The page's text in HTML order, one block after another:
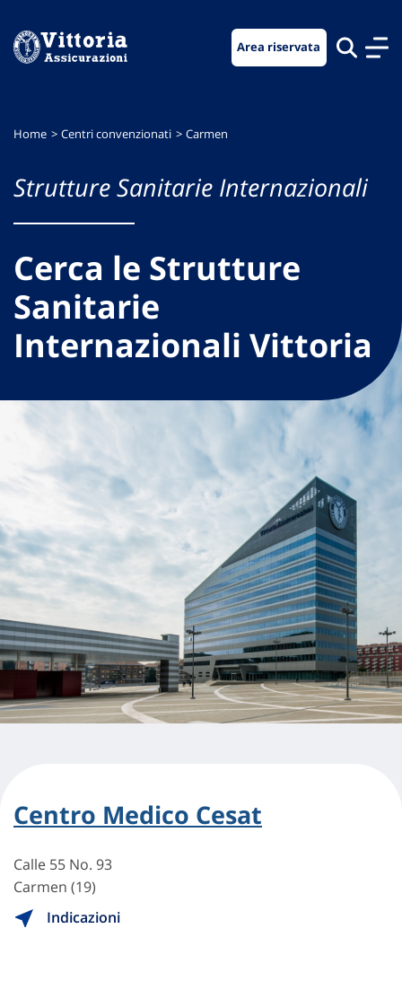
menu
contenuto
footer
Area riservata
Home Centri convenzionati Carmen
Strutture Sanitarie Internazionali
Cerca le Strutture
Sanitarie
Internazionali Vittoria
Centro Medico Cesat
Calle 55 No. 93
Carmen (19)
Indicazioni